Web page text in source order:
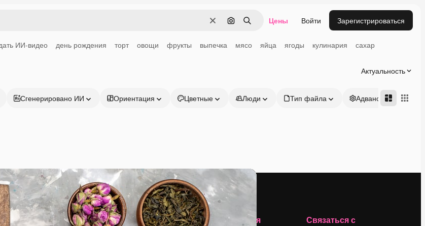
ОчиститьПоиск по изображению
Поиск Цены Войти Зарегистрироваться
ИИ-видео день рождения торт овощи фрукты выпечка мясо яйца ягоды кулинария сахар
Актуальность
Сгенерировано ИИ Ориентация Цветные Люди Тип файла Адвансд
Продукция Начать Компания
Связаться с